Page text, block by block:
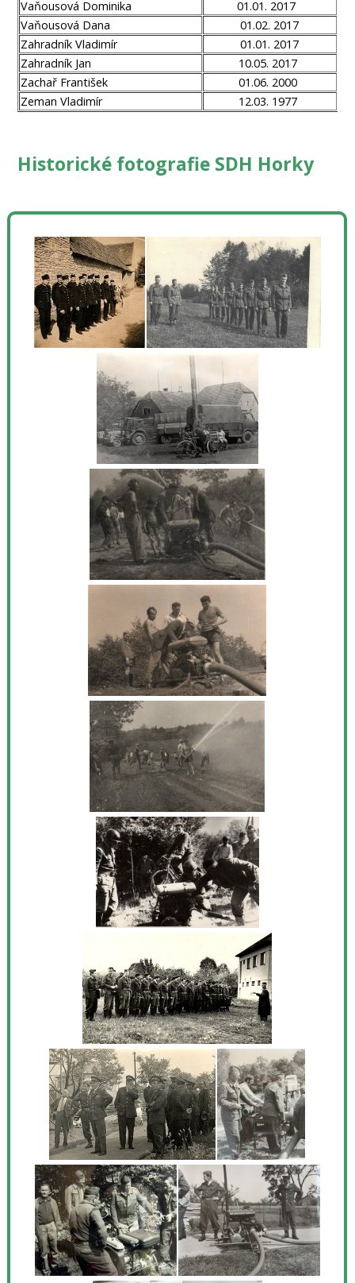
Vaňousová Dominika
01.01. 2017
Vaňousová Dana
01.02. 2017
Zahradník Vladimír
01.01. 2017
Zahradník Jan
10.05. 2017
Zachař František
01.06. 2000
Zeman Vladimír
12.03. 1977
Historické fotografie SDH Horky